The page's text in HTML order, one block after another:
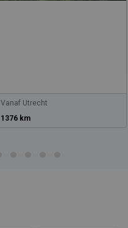
Vanaf Utrecht
1376 km